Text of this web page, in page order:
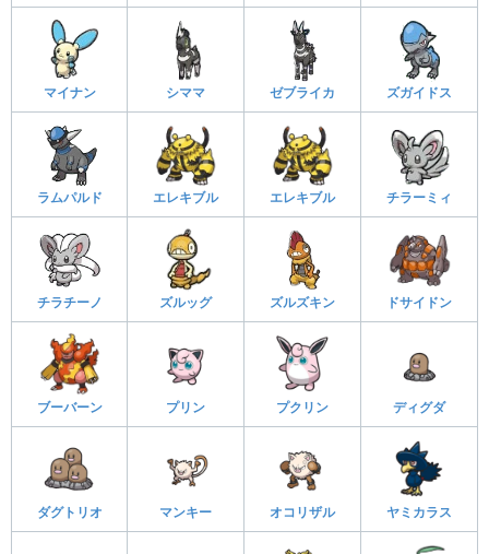
マイナン シママ ゼブライカ ズガイドス
ラムパルド エレキブル エレキブル チラーミィ
チラチーノ ズルッグ ズルズキン ドサイドン
ブーバーン プリン プクリン ディグダ
ダグトリオ マンキー オコリザル ヤミカラス